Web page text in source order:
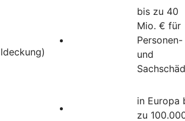
bis zu 40
Mio. € für
Personen-
und
in Europa
zu